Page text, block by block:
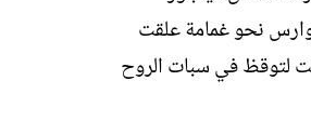
نحو غمامة علقت
لتوقظ في سبات الروح